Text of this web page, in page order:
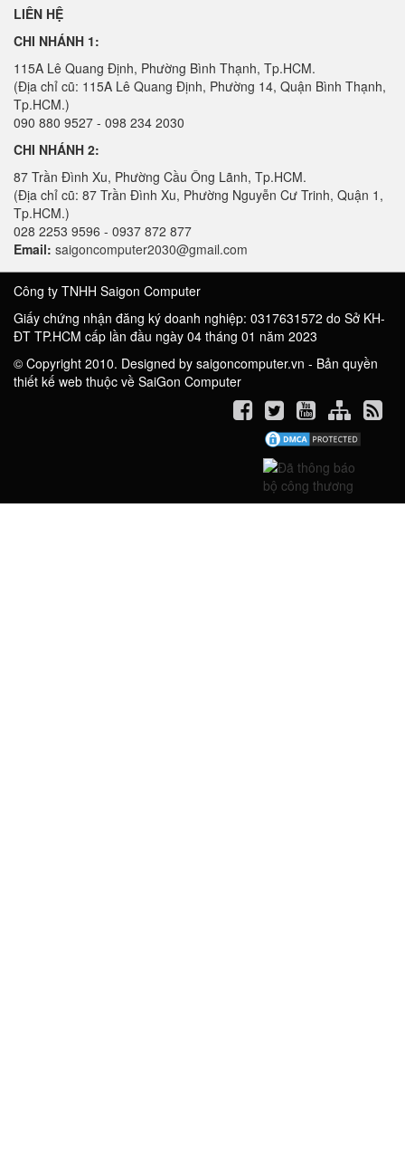
LIÊN HỆ
CHI NHÁNH 1:
115A Lê Quang Định, Phường Bình Thạnh, Tp.HCM.
(Địa chỉ cũ: 115A Lê Quang Định, Phường 14, Quận Bình Thạnh,
Tp.HCM.)
090 880 9527 - 098 234 2030
CHI NHÁNH 2:
87 Trần Đình Xu, Phường Cầu Ông Lãnh, Tp.HCM.
(Địa chỉ cũ: 87 Trần Đình Xu, Phường Nguyễn Cư Trinh, Quận 1,
Tp.HCM.)
028 2253 9596 - 0937 872 877
Email: saigoncomputer2030@gmail.com
Công ty TNHH Saigon Computer
Giấy chứng nhận đăng ký doanh nghiệp: 0317631572 do Sở KH-
ĐT TP.HCM cấp lần đầu ngày 04 tháng 01 năm 2023
© Copyright 2010. Designed by saigoncomputer.vn - Bản quyền
thiết kế web thuộc về SaiGon Computer